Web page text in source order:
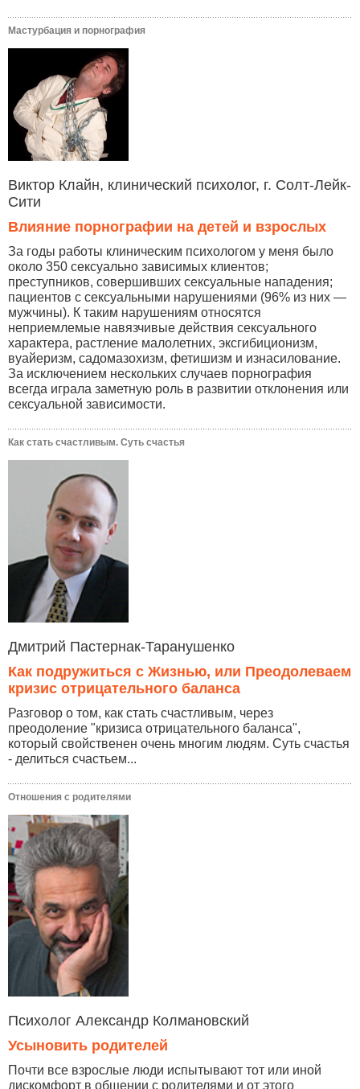
Мастурбация и порнография
Виктор Клайн, клинический психолог, г. Солт-Лейк-
Сити
Влияние порнографии на детей и взрослых
За годы работы клиническим психологом у меня было
около 350 сексуально зависимых клиентов;
преступников, совершивших сексуальные нападения;
пациентов с сексуальными нарушениями (96% из них —
мужчины). К таким нарушениям относятся
неприемлемые навязчивые действия сексуального
характера, растление малолетних, эксгибиционизм,
вуайеризм, садомазохизм, фетишизм и изнасилование.
За исключением нескольких случаев порнография
всегда играла заметную роль в развитии отклонения или
сексуальной зависимости.
Как стать счастливым. Суть счастья
Дмитрий Пастернак-Таранушенко
Как подружиться с Жизнью, или Преодолеваем
кризис отрицательного баланса
Разговор о том, как стать счастливым, через
преодоление "кризиса отрицательного баланса",
который свойственен очень многим людям. Суть счастья
- делиться счастьем...
Отношения с родителями
Психолог Александр Колмановский
Усыновить родителей
Почти все взрослые люди испытывают тот или иной
дискомфорт в общении с родителями и от этого